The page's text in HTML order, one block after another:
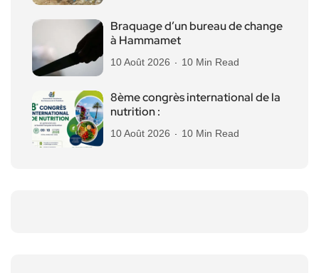
Braquage d’un bureau de change
à Hammamet
10 Août 2026 10 Min Read
8ème congrès international de la
nutrition :
10 Août 2026 10 Min Read